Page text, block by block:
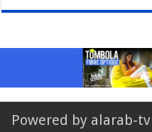
Powered by alarab-tv